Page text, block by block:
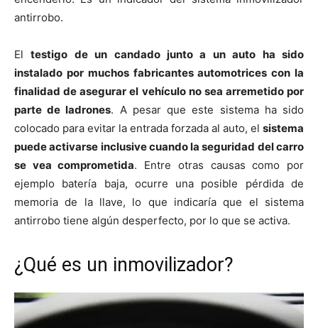
antirrobo.
Eltestigo de un candado junto a un auto ha sido
instalado por muchos fabricantes automotrices con la
finalidad de asegurar el vehículo no sea arremetido por
parte de ladrones. A pesar que este sistema ha sido
colocado para evitar la entrada forzada al auto, el sistema
puede activarse inclusive cuando la seguridad del carro
se vea comprometida. Entre otras causas como por
ejemplo batería baja, ocurre una posible pérdida de
memoria de la llave, lo que indicaría que el sistema
antirrobo tiene algún desperfecto, por lo que se activa.
¿Qué es un inmovilizador?